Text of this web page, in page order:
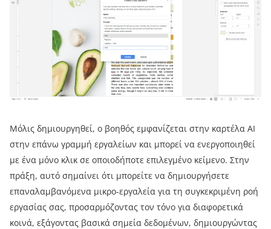
Μόλις δημιουργηθεί, ο βοηθός εμφανίζεται στην καρτέλα AI
στην επάνω γραμμή εργαλείων και μπορεί να ενεργοποιηθεί
με ένα μόνο κλικ σε οποιοδήποτε επιλεγμένο κείμενο. Στην
πράξη, αυτό σημαίνει ότι μπορείτε να δημιουργήσετε
επαναλαμβανόμενα μικρο-εργαλεία για τη συγκεκριμένη ροή
εργασίας σας, προσαρμόζοντας τον τόνο για διαφορετικά
κοινά, εξάγοντας βασικά σημεία δεδομένων, δημιουργώντας